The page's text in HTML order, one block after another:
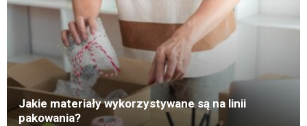
Jakie materiały wykorzystywane są na linii
pakowania?